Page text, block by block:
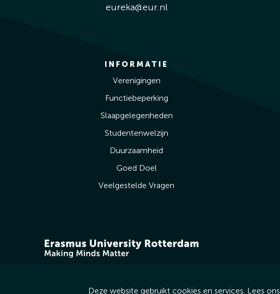
eureka@eur.nl
INFORMATIE
Verenigingen
Functiebeperking
Slaapgelegenheden
Studentenwelzijn
Duurzaamheid
Goed Doel
Veelgestelde Vragen
Deze website gebruikt cookies en services. Lees ons